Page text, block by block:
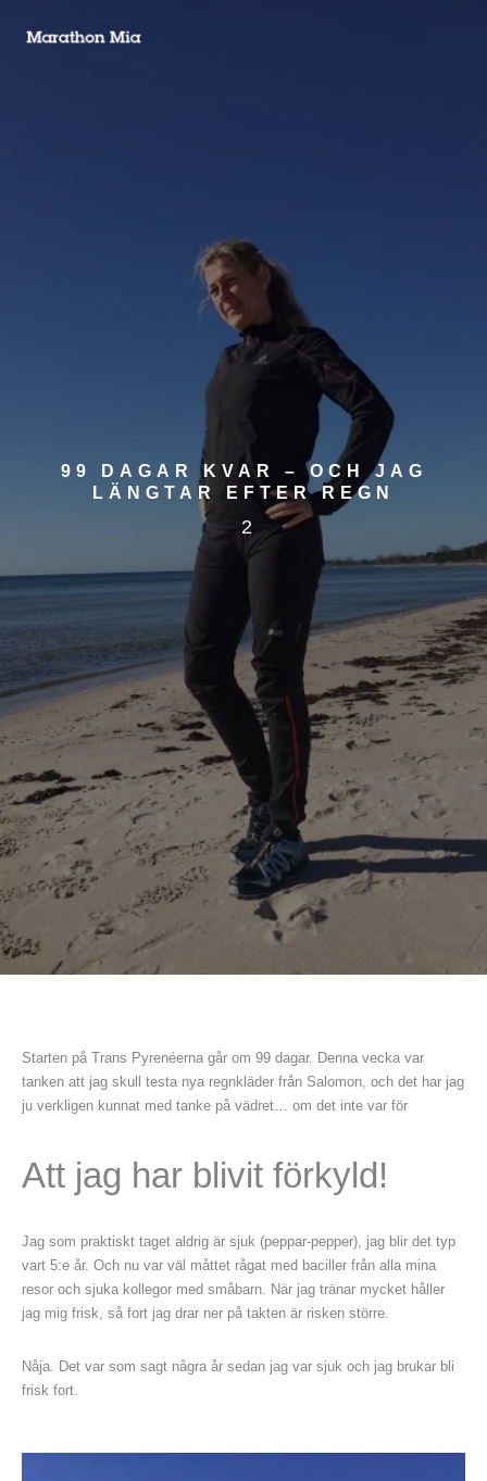
99 DAGAR KVAR – OCH JAG
LÄNGTAR EFTER REGN
2
Starten på Trans Pyrenéerna går om 99 dagar. Denna vecka var
tanken att jag skull testa nya regnkläder från Salomon, och det har jag
ju verkligen kunnat med tanke på vädret… om det inte var för
Att jag har blivit förkyld!
Jag som praktiskt taget aldrig är sjuk (peppar-pepper), jag blir det typ
vart 5:e år. Och nu var väl måttet rågat med baciller från alla mina
resor och sjuka kollegor med småbarn. När jag tränar mycket håller
jag mig frisk, så fort jag drar ner på takten är risken större.
Nåja. Det var som sagt några år sedan jag var sjuk och jag brukar bli
frisk fort.